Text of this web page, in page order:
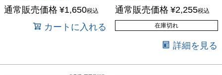
通常販売価格 ¥1,650税込
カートに入れる
通常販売価格 ¥2,255税込
在庫切れ
詳細を見る